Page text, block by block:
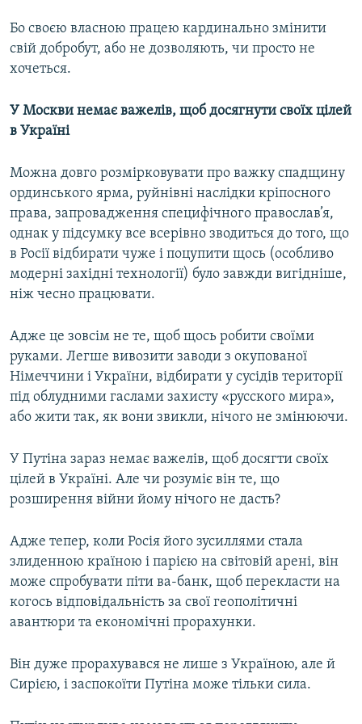
Бо своєю власною працею кардинально змінити
свій добробут, або не дозволяють, чи просто не
хочеться.
У Москви немає важелів, щоб досягнути своїх цілей
в Україні
Можна довго розмірковувати про важку спадщину
ординського ярма, руйнівні наслідки кріпосного
права, запровадження специфічного православ’я,
однак у підсумку все всерівно зводиться до того, що
в Росії відбирати чуже і поцупити щось (особливо
модерні західні технології) було завжди вигідніше,
ніж чесно працювати.
Адже це зовсім не те, щоб щось робити своїми
руками. Легше вивозити заводи з окупованої
Німеччини і України, відбирати у сусідів території
під облудними гаслами захисту «русского мира»,
або жити так, як вони звикли, нічого не змінюючи.
У Путіна зараз немає важелів, щоб досягти своїх
цілей в Україні. Але чи розуміє він те, що
розширення війни йому нічого не дасть?
Адже тепер, коли Росія його зусиллями стала
злиденною країною і парією на світовій арені, він
може спробувати піти ва-банк, щоб перекласти на
когось відповідальність за свої геополітичні
авантюри та економічні прорахунки.
Він дуже прорахувався не лише з Україною, але й
Сирією, і заспокоїти Путіна може тільки сила.